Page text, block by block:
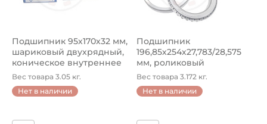
Подшипник 95х170х32 мм,
шариковый двухрядный,
коническое внутреннее
кол...
Вес товара 3.05 кг.
Нет в наличии
Подшипник
196,85х254х27,783/28,575
мм, роликовый
однорядный конический
...
Вес товара 3.172 кг.
Нет в наличии